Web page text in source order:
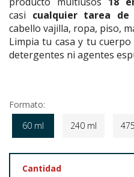
casi cualquier tarea de
cabello vajilla, ropa, piso,
Limpia tu casa y tu
detergentes ni agentes
Formato:
60 ml
240 ml
Cantidad